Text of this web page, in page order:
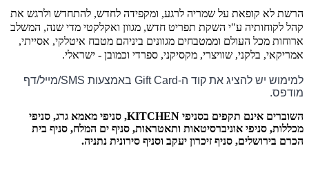
הרשת לא קופאת על שמריה לרגע, ומקפידה לחדש, להתחדש ולרגש את
קהל לקוחותיה ע"י השקת תפריט חדש, מגוון ואקלקטי מדי שנה, המשלב
ארוחות מכל העולם וממטבחים מגוונים ביניהם מטבח איטלקי, אסייתי,
אמריקאי, בלקני, שוויצרי, מקסיקני, ספרדי וכמובן - ישראלי.
למימוש יש להציג את קוד ה-Gift Card באמצעות SMS/מייל/דף
מודפס.
השוברים אינם תקפים בסניפי KITCHEN, סניפי מאמא גרג, סניפי
מכללות, סניפי אוניברסיטאות ותאטראות, סניף ים המלח, סניף בית
הכרם בירושלים, סניף זיכרון יעקב וסניף סירונית נתניה.